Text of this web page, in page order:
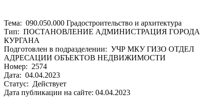
Тема: 090.050.000 Градостроительство и архитектура
Тип: ПОСТАНОВЛЕНИЕ АДМИНИСТРАЦИЯ ГОРОДА
КУРГАНА
Подготовлен в подразделении: УЧР МКУ ГИЗО ОТДЕЛ
АДРЕСАЦИИ ОБЪЕКТОВ НЕДВИЖИМОСТИ
Номер: 2574
Дата: 04.04.2023
Статус: Действует
Дата публикации на сайте: 04.04.2023